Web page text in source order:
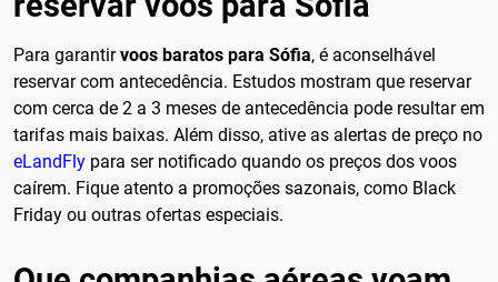
Para garantirvoos baratos para Sófia, é aconselhável
reservar com antecedência. Estudos mostram que reservar
com cerca de 2 a 3 meses de antecedência pode resultar em
tarifas mais baixas. Além disso, ative as alertas de preço no
eLandFly para ser notificado quando os preços dos voos
caírem. Fique atento a promoções sazonais, como Black
Friday ou outras ofertas especiais.